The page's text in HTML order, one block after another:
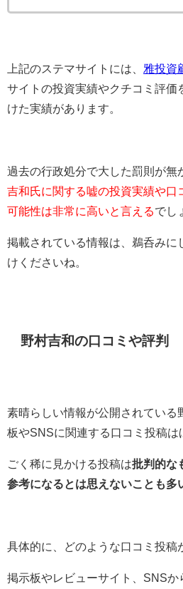
上記のステマサイトには、 雅投資
サイトの投資実績やクチコミ評価
けた実績があります。
過去の行政処分で大した罰則が無
吉和氏に関する嘘の投資実績や口
可能性は非常に高いと言えるでし
掲載されている情報は、鵜呑みに
けくださいね。
野村吉和の口コミや評判
素晴らしい情報が公開されている
板やSNSに関連する口コミ投稿は
ごく稀に見かける投稿は批判的な
参考になるとは思えないことも多
具体的に、どのような口コミ投稿
掲示板やレビューサイト、SNSか